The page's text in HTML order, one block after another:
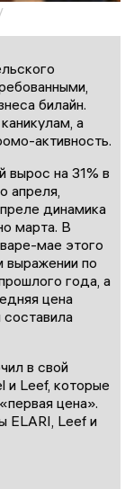
билайн.
а
активность.
вырос на 31% в
апреля,
динамика
марта. В
мае этого
выражении по
года, а
цена
составила
в свой
и Leef, которые
цена».
ELARI, Leef и